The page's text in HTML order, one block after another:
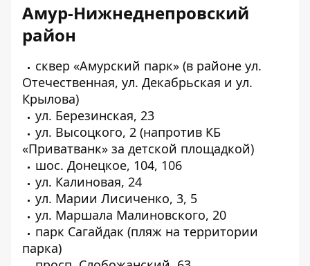
Амур-Нижнеднепровский
район
сквер «Амурский парк» (в районе ул.
Отечественная, ул. Декабрьская и ул.
Крылова)
ул. Березинская, 23
ул. Высоцкого, 2 (напротив КБ
«Приватванк» за детской площадкой)
шос. Донецкое, 104, 106
ул. Калиновая, 24
ул. Марии Лисиченко, 3, 5
ул. Маршала Малиновского, 20
парк Сагайдак (пляж на территории
парка)